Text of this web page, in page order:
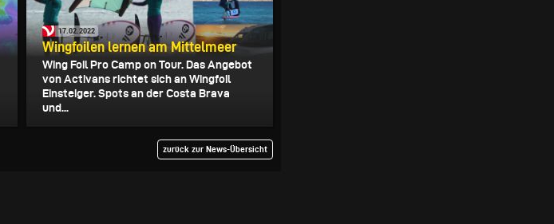
17.02.2022
Wingfoilen lernen am Mittelmeer
Wing Foil Pro Camp on Tour. Das Angebot
von Activans richtet sich an Wingfoil
Einsteiger. Spots an der Costa Brava
und...
zurück zur News-Übersicht